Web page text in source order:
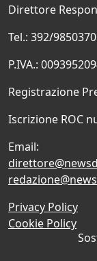
Direttore
Tel.: 392/9850370
P.IVA.:
Registrazione
Iscrizione ROC
Email:
Privacy Policy
Cookie Policy